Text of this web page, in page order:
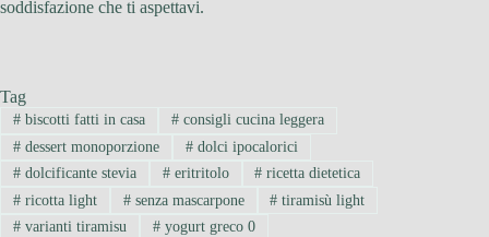
soddisfazione che ti aspettavi.
Tag
#biscotti fatti in casa #consigli cucina leggera
#dessert monoporzione #dolci ipocalorici
#dolcificante stevia #eritritolo # ricetta dietetica
#ricotta light #senza mascarpone # tiramisù light
#varianti tiramisu #yogurt greco 0